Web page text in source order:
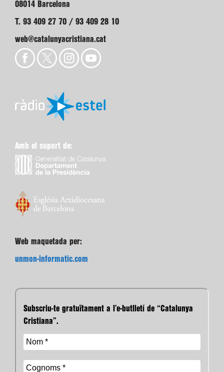
08014 Barcelona
T. 93 409 27 70 / 93 409 28 10
web@catalunyacristiana.cat
Amb el suport de:
Web maquetada per:
unmon-informatic.com
Subscriu-te gratuïtament a l’e-butlletí de “Catalunya
Cristiana”.